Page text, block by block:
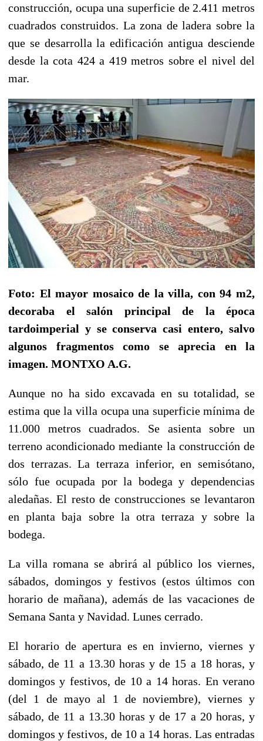
construcción, ocupa una superficie de 2.411 metros
cuadrados construidos. La zona de ladera sobre la
que se desarrolla la edificación antigua desciende
desde la cota 424 a 419 metros sobre el nivel del
mar.
Foto: El mayor mosaico de la villa, con 94 m2,
decoraba el salón principal de la época
tardoimperial y se conserva casi entero, salvo
algunos fragmentos como se aprecia en la
imagen. MONTXO A.G.
Aunque no ha sido excavada en su totalidad, se
estima que la villa ocupa una superficie mínima de
11.000 metros cuadrados. Se asienta sobre un
terreno acondicionado mediante la construcción de
dos terrazas. La terraza inferior, en semisótano,
sólo fue ocupada por la bodega y dependencias
aledañas. El resto de construcciones se levantaron
en planta baja sobre la otra terraza y sobre la
bodega.
La villa romana se abrirá al público los viernes,
sábados, domingos y festivos (estos últimos con
horario de mañana), además de las vacaciones de
Semana Santa y Navidad. Lunes cerrado.
El horario de apertura es en invierno, viernes y
sábado, de 11 a 13.30 horas y de 15 a 18 horas, y
domingos y festivos, de 10 a 14 horas. En verano
(del 1 de mayo al 1 de noviembre), viernes y
sábado, de 11 a 13.30 horas y de 17 a 20 horas, y
domingos y festivos, de 10 a 14 horas. Las entradas